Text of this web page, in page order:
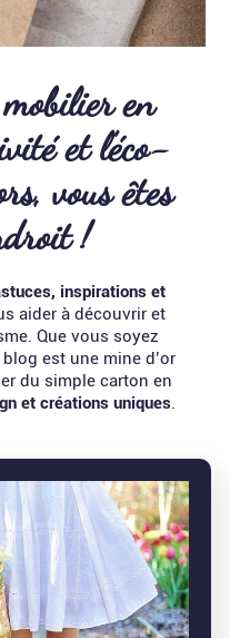
en
et l’éco-
vous êtes
!
inspirations et
aider à découvrir et
Que vous soyez
est une mine d’or
du simple carton en
et créations uniques.